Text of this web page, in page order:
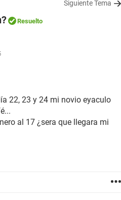
Siguiente Tema
Resuelto
22, 23 y 24 mi novio eyaculo
al 17 ¿sera que llegara mi